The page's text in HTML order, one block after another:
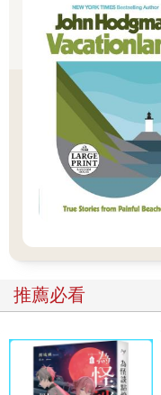
寫文案前的打磨功夫
市面上各種關於寫作的
銷商品、講求變現吸睛
人，學習廣告行銷的寫
然而，看似精簡的文案
文案之前得做扎實的功
入消費者定位、產品定
簡潔有力、不花俏的文
內心痛點，這是一個很
現在大家想學習的文案
果大家只學習這種文字
觀點、能夠引發讀者情
的文章該有的元素。大
巧，就不會有所失衡。
再者，是上班族最喜歡
是以一張張投影片為單
訊息，我稱為「簡報思考
推薦必看